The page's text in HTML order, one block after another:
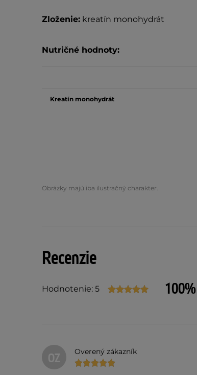
Zloženie: kreatín monohydrát
Nutričné hodnoty:
Kreatín monohydrát
Obrázky majú iba ilustračný charakter.
Recenzie
Hodnotenie: 5 100%
OZ Overený zákazník